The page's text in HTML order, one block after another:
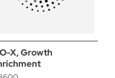
X, Growth